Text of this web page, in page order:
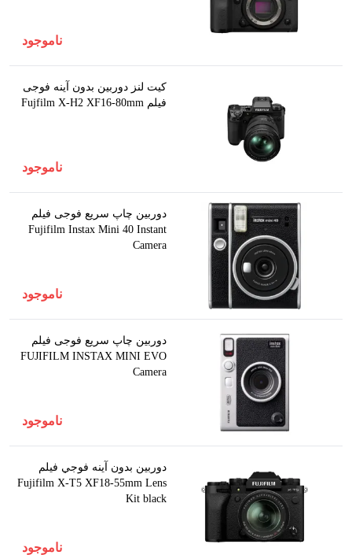
ناموجود
کیت لنز دوربین بدون آینه فوجی
فیلم Fujfilm X-H2 XF16-80mm
ناموجود
دوربين چاپ سريع فوجی فيلم
Fujifilm Instax Mini 40 Instant
Camera
ناموجود
دوربين چاپ سريع فوجی فيلم
FUJIFILM INSTAX MINI EVO
Camera
ناموجود
دوربين بدون آينه فوجي فيلم
Fujifilm X-T5 XF18-55mm Lens
Kit black
ناموجود